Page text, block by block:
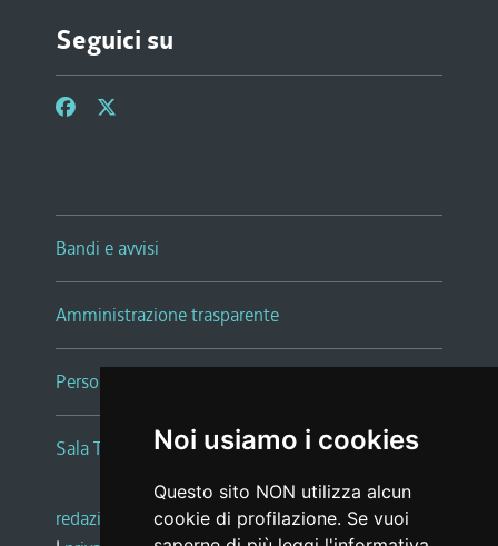
Noi usiamo i cookies
Questo sito NON utilizza alcun
cookie di profilazione. Se vuoi
Seguici su
Bandi e avvisi
Amministrazione trasparente
Persone e Uffici
Sala Tiziano Tessitori
redazione web |note legali |glossario